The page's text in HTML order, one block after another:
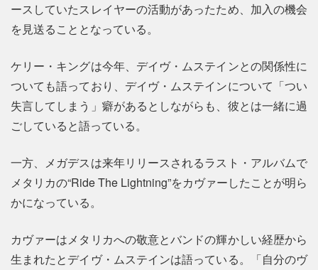
ースしていたスレイヤーの活動があったため、加入の機会
を見送ることとなっている。
ケリー・キングは今年、デイヴ・ムステインとの関係性に
ついても語っており、デイヴ・ムステインについて「つい
失言してしまう」癖があるとしながらも、彼とは一緒に過
ごしていると語っている。
一方、メガデスは来年リリースされるラスト・アルバムで
メタリカの“Ride The Lightning”をカヴァーしたことが明ら
かになっている。
カヴァーはメタリカへの敬意とバンドの輝かしい経歴から
生まれたとデイヴ・ムステインは語っている。「自分のヴ